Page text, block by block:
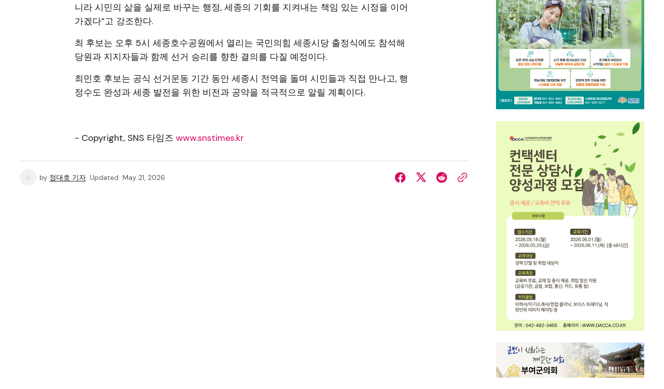
니라 시민의 삶을 실제로 바꾸는 행정, 세종의 기회를 지켜내는 책임 있는 시정을 이어
가겠다”고 강조한다.
최 후보는 오후 5시 세종호수공원에서 열리는 국민의힘 세종시당 출정식에도 참석해
당원과 지지자들과 함께 선거 승리를 향한 결의를 다질 예정이다.
최민호 후보는 공식 선거운동 기간 동안 세종시 전역을 돌며 시민들과 직접 만나고, 행
정수도 완성과 세종 발전을 위한 비전과 공약을 적극적으로 알릴 계획이다.
- Copyright, SNS 타임즈 www.snstimes.kr
by 정대호 기자 Updated May 21, 2026